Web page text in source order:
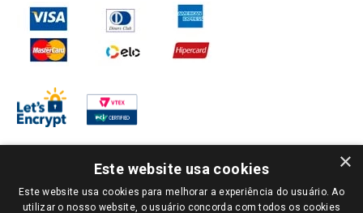
PARA VER OS PREÇOS DA SUA REGIÃO, FAÇA LOGIN E SELECIONE A LOJA DE
×
Este website usa cookies
Este website usa cookies para melhorar a experiência do usuário. Ao
utilizar o nosso website, o usuário concorda com todos os cookies